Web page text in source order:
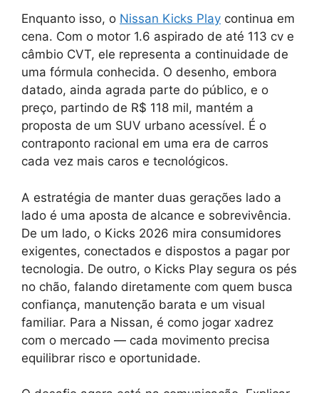
Enquanto isso, o Nissan Kicks Play continua em
cena. Com o motor 1.6 aspirado de até 113 cv e
câmbio CVT, ele representa a continuidade de
uma fórmula conhecida. O desenho, embora
datado, ainda agrada parte do público, e o
preço, partindo de R$ 118 mil, mantém a
proposta de um SUV urbano acessível. É o
contraponto racional em uma era de carros
cada vez mais caros e tecnológicos.
A estratégia de manter duas gerações lado a
lado é uma aposta de alcance e sobrevivência.
De um lado, o Kicks 2026 mira consumidores
exigentes, conectados e dispostos a pagar por
tecnologia. De outro, o Kicks Play segura os pés
no chão, falando diretamente com quem busca
confiança, manutenção barata e um visual
familiar. Para a Nissan, é como jogar xadrez
com o mercado — cada movimento precisa
equilibrar risco e oportunidade.